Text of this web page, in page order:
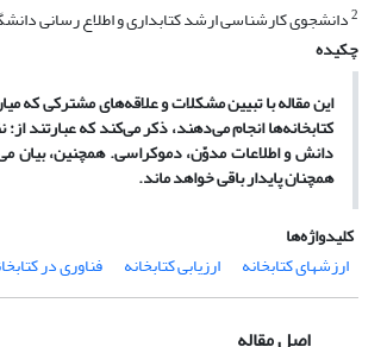
2دانشجوی کارشناسی ارشد کتابداری و اطلاع رسانی
چکیده
این مقاله با تبیین مشکلات و علاقه‌های مشترکی که
کتابخانه‌ها انجام می‌دهند، ذکر می‌کند که عبارتند
دانش و اطلاعات مدوّن، دموکراسی. همچنین، بیان
همچنان پایدار باقی خواهد ماند.
کلیدواژه‌ها
ارزشهای کتابخانه
ارزیابی کتابخانه فناوری در